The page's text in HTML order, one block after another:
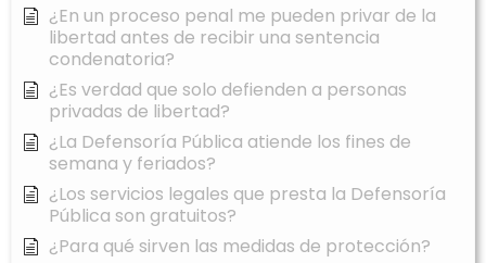
¿En un proceso penal me pueden privar de la
libertad antes de recibir una sentencia
condenatoria?
¿Es verdad que solo defienden a personas
privadas de libertad?
¿La Defensoría Pública atiende los fines de
semana y feriados?
¿Los servicios legales que presta la Defensoría
Pública son gratuitos?
¿Para qué sirven las medidas de protección?